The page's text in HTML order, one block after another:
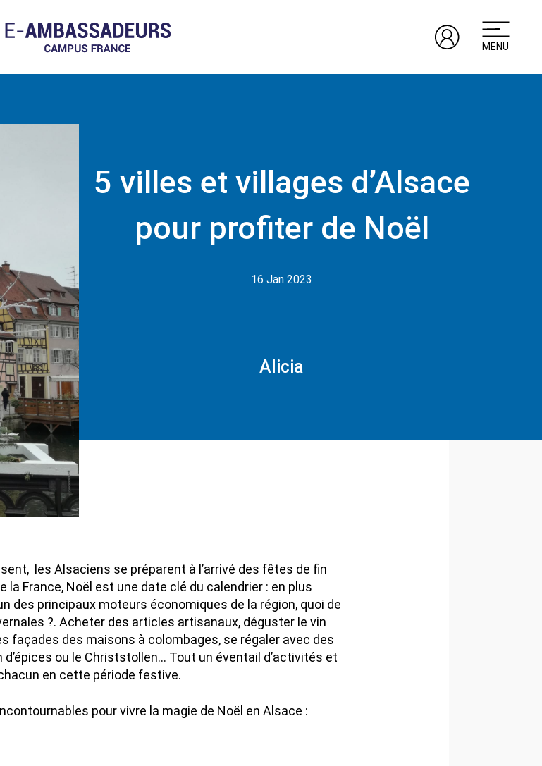
MENU
5 villes et villages d’Alsace
pour profiter de Noël
16 Jan 2023
Alicia
les Alsaciens se préparent à l’arrivé des fêtes de fin
la France, Noël est une date clé du calendrier : en plus
des principaux moteurs économiques de la région, quoi de
?. Acheter des articles artisanaux, déguster le vin
façades des maisons à colombages, se régaler avec des
ou le Christstollen… Tout un éventail d’activités et
en cette période festive.
pour vivre la magie de Noël en Alsace :